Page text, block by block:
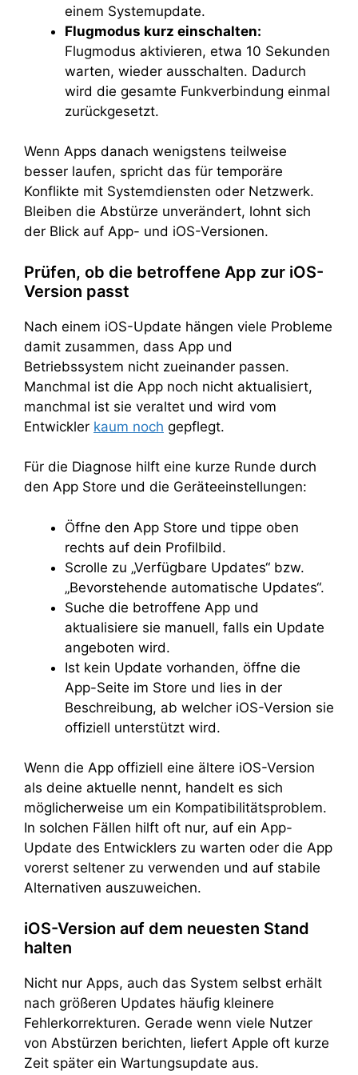
einem Systemupdate.
Flugmodus kurz einschalten:
Flugmodus aktivieren, etwa 10 Sekunden
warten, wieder ausschalten. Dadurch
wird die gesamte Funkverbindung einmal
zurückgesetzt.
Wenn Apps danach wenigstens teilweise
besser laufen, spricht das für temporäre
Konflikte mit Systemdiensten oder Netzwerk.
Bleiben die Abstürze unverändert, lohnt sich
der Blick auf App- und iOS-Versionen.
Prüfen, ob die betroffene App zur iOS-
Version passt
Nach einem iOS-Update hängen viele Probleme
damit zusammen, dass App und
Betriebssystem nicht zueinander passen.
Manchmal ist die App noch nicht aktualisiert,
manchmal ist sie veraltet und wird vom
Entwickler kaum noch gepflegt.
Für die Diagnose hilft eine kurze Runde durch
den App Store und die Geräteeinstellungen:
Öffne den App Store und tippe oben
rechts auf dein Profilbild.
Scrolle zu „Verfügbare Updates“ bzw.
„Bevorstehende automatische Updates“.
Suche die betroffene App und
aktualisiere sie manuell, falls ein Update
angeboten wird.
Ist kein Update vorhanden, öffne die
App-Seite im Store und lies in der
Beschreibung, ab welcher iOS-Version sie
offiziell unterstützt wird.
Wenn die App offiziell eine ältere iOS-Version
als deine aktuelle nennt, handelt es sich
möglicherweise um ein Kompatibilitätsproblem.
In solchen Fällen hilft oft nur, auf ein App-
Update des Entwicklers zu warten oder die App
vorerst seltener zu verwenden und auf stabile
Alternativen auszuweichen.
iOS-Version auf dem neuesten Stand
halten
Nicht nur Apps, auch das System selbst erhält
nach größeren Updates häufig kleinere
Fehlerkorrekturen. Gerade wenn viele Nutzer
von Abstürzen berichten, liefert Apple oft kurze
Zeit später ein Wartungsupdate aus.